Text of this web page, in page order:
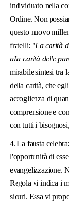
individuato nella
Ordine. Non
questo nuovo
fratelli: "La carità
alla carità delle
mirabile sintesi tra
della carità, che
accoglienza di
comprensione e
con tutti i
4. La fausta
l'opportunità di
evangelizzazione.
Regola vi indica i
sicuri. Essa vi